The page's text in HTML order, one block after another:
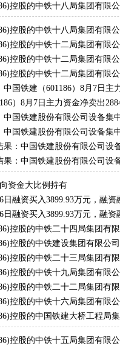
万元
控股的中铁十八局集团有限
控股的中铁十八局集团有限
控股的中铁十二局集团有限
控股的中铁十二局集团有限
控股的中铁十二局集团有限
中国铁建（601186）8月7日主
）8月7日主力资金净卖出
中国铁建股份有限公司设备集
中国铁建股份有限公司设备集
果：中国铁建股份有限公司设
果：中国铁建股份有限公司设
资金大比例持有
日融资买入3899.93万元，融资
日融资买入3899.93万元，融资
控股的中铁二十四局集团有
控股的中铁建设集团有限公
控股的中铁二十三局集团有
控股的中铁十九局集团有限
控股的中铁二十二局集团有
控股的中铁十六局集团有限
控股的中国铁建大桥工程局
万元
控股的中铁十五局集团有限